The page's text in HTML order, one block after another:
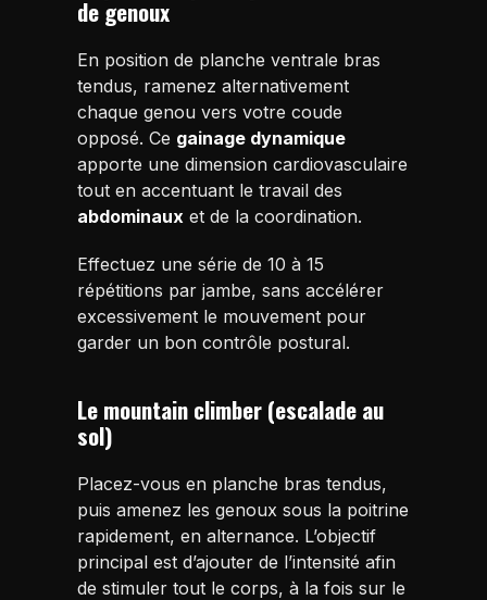
de genoux
En position de planche ventrale bras
tendus, ramenez alternativement
chaque genou vers votre coude
opposé. Ce gainage dynamique
apporte une dimension cardiovasculaire
tout en accentuant le travail des
abdominaux et de la coordination.
Effectuez une série de 10 à 15
répétitions par jambe, sans accélérer
excessivement le mouvement pour
garder un bon contrôle postural.
Le mountain climber (escalade au
sol)
Placez-vous en planche bras tendus,
puis amenez les genoux sous la poitrine
rapidement, en alternance. L’objectif
principal est d’ajouter de l’intensité afin
de stimuler tout le corps, à la fois sur le